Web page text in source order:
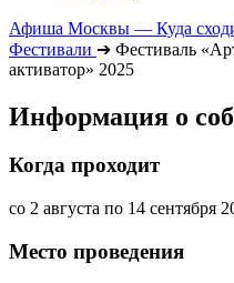
Афиша Москвы — Куда
Фестивали ➔ Фестиваль
активатор» 2025
Информация о
Когда проходит
со 2 августа по 14 сентября
Место проведения